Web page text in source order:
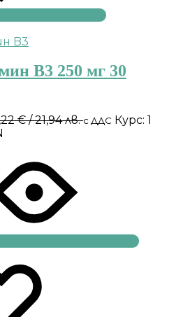
B3 250 мг 30
€/ 21,94 лв.с ДДС Курс: 1